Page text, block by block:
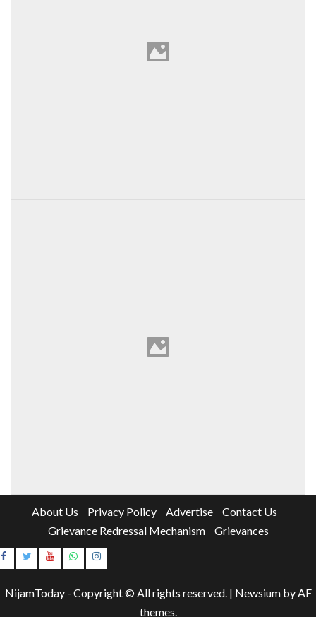
About Us Privacy Policy Advertise
Contact Us
Grievance Redressal Mechanism
Grievances
Instagram
NijamToday - Copyright © All rights reserved. | Newsiumby AF
themes.